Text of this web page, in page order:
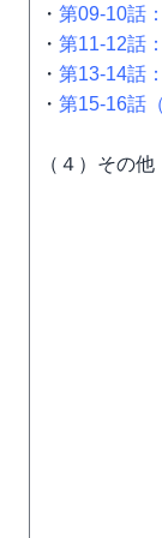
・ 第09-10話
・ 第11-12話
・ 第13-14話
・ 第15-16話
（４）その他